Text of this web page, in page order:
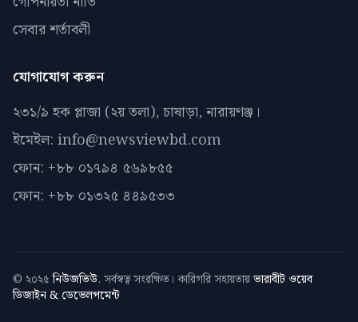
সেবার শর্তাবলী
যোগাযোগ করুন
২৩১/৯ হক প্লাজা (২য় তলা), চাষাড়া, নারায়ণঞ্জ।
ইমেইল: info@newsviewbd.com
ফোন: +৮৮ ০১৭৯৪ ৫৬৯৮৫৫
ফোন: +৮৮ ০১৩২৫ ৪৪৯৫৩৩
© ২০২৫ নিউজভিউ. সর্বস্বত্ব সংরক্ষিত। কারিগরি সহায়তায়ভারাবীট ওয়েব
ডিজাইন & ডেভেলপমেন্ট